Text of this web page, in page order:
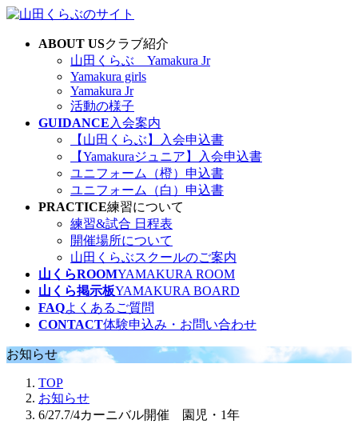
コ
ナ
ABOUT USクラブ紹介
山田くらぶ Yamakura Jr
Yamakura girls
Yamakura Jr
活動の様子
GUIDANCE 入会案内
【山田くらぶ】入会申込書
【Yamakuraジュニア】入会申込書
ユニフォーム（橙）申込書
ユニフォーム（白）申込書
PRACTICE練習について
練習&試合 日程表
開催場所について
山田くらぶスクールのご案内
山くらROOMYAMAKURA ROOM
山くら掲示板YAMAKURA BOARD
FAQよくあるご質問
CONTACT体験申込み・お問い合わせ
お知らせ
TOP
お知らせ
6/27.7/4カーニバル開催 園児・1年